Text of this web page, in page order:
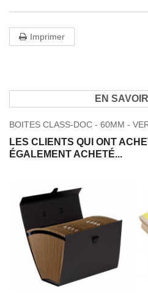
Imprimer
EN
BOITES CLASS-DOC - 60MM -
LES CLIENTS QUI ONT
ÉGALEMENT ACHETÉ...